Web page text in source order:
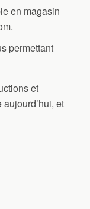
en magasin
permettant
et
et